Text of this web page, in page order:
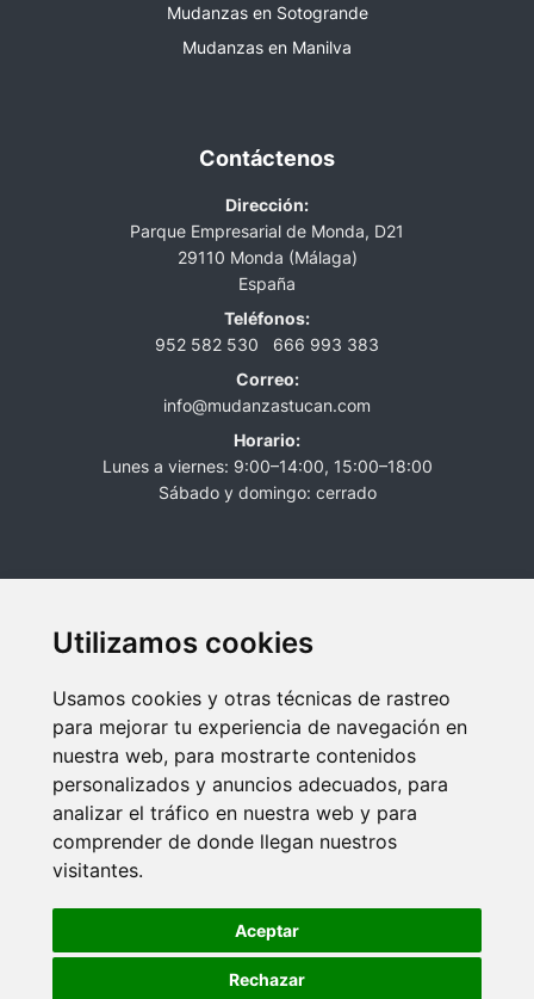
Utilizamos cookies
Usamos cookies y otras técnicas de rastreo
para mejorar tu experiencia de navegación en
nuestra web, para mostrarte contenidos
personalizados y anuncios adecuados, para
analizar el tráfico en nuestra web y para
comprender de donde llegan nuestros
visitantes.
Aceptar
Rechazar
Mudanzas en Sotogrande
Mudanzas en Manilva
Contáctenos
Dirección:
Parque Empresarial de Monda, D21
29110 Monda (Málaga)
España
Teléfonos:
952 582 530
666 993 383
Correo:
info@mudanzastucan.com
Horario:
Lunes a viernes: 9:00–14:00, 15:00–18:00
Sábado y domingo: cerrado
Aviso legal
© Copyright 2026 Web realizada por